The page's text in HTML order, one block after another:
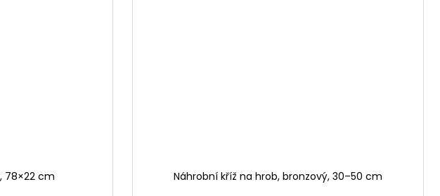
78×22 cm Náhrobní kříž na hrob, bronzový, 30–50 cm